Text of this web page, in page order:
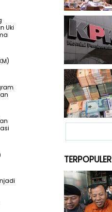
Uki
TERPOPULER